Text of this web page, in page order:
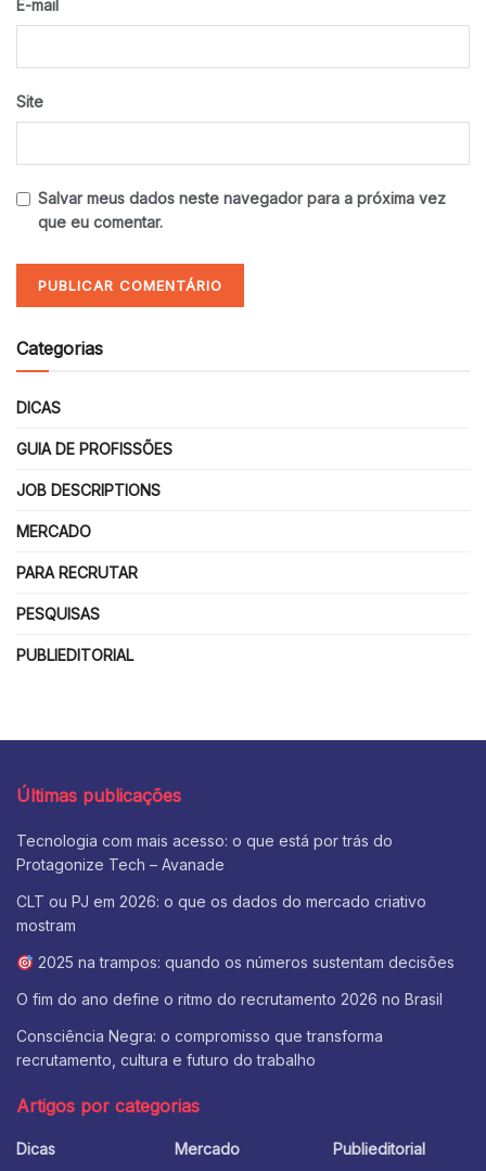
E-mail
Site
Salvar meus dados neste navegador para a próxima vez
que eu comentar.
Categorias
DICAS
GUIA DE PROFISSÕES
JOB DESCRIPTIONS
MERCADO
PARA RECRUTAR
PESQUISAS
PUBLIEDITORIAL
Últimas publicações
Tecnologia com mais acesso: o que está por trás do
Protagonize Tech – Avanade
CLT ou PJ em 2026: o que os dados do mercado criativo
mostram
2025 na trampos: quando os números sustentam decisões
O fim do ano define o ritmo do recrutamento 2026 no Brasil
Consciência Negra: o compromisso que transforma
recrutamento, cultura e futuro do trabalho
Artigos por categorias
Dicas
Mercado
Publieditorial